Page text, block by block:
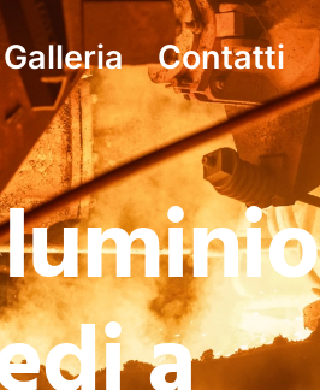
Galleria Contatti